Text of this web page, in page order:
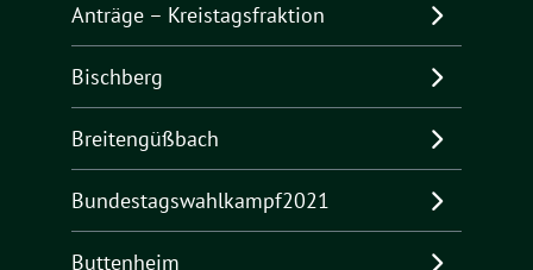
Anträge – Kreistagsfraktion
Bischberg
Breitengüßbach
Bundestagswahlkampf2021
Buttenheim